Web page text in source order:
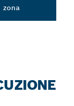
zona